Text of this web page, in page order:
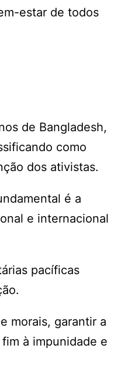
estar de todos
de Bangladesh,
como
dos ativistas.
é a
e internacional
pacíficas
morais, garantir a
à impunidade e